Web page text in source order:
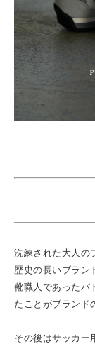
洗練された大人の
歴史の長いブラン
靴職人であったパ
たことがブランド
その後はサッカー